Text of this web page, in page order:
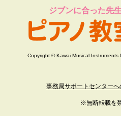
ジブンに合った先
Copyright © Kawai Musical Instruments
事務局サポートセンター
※無断転載を